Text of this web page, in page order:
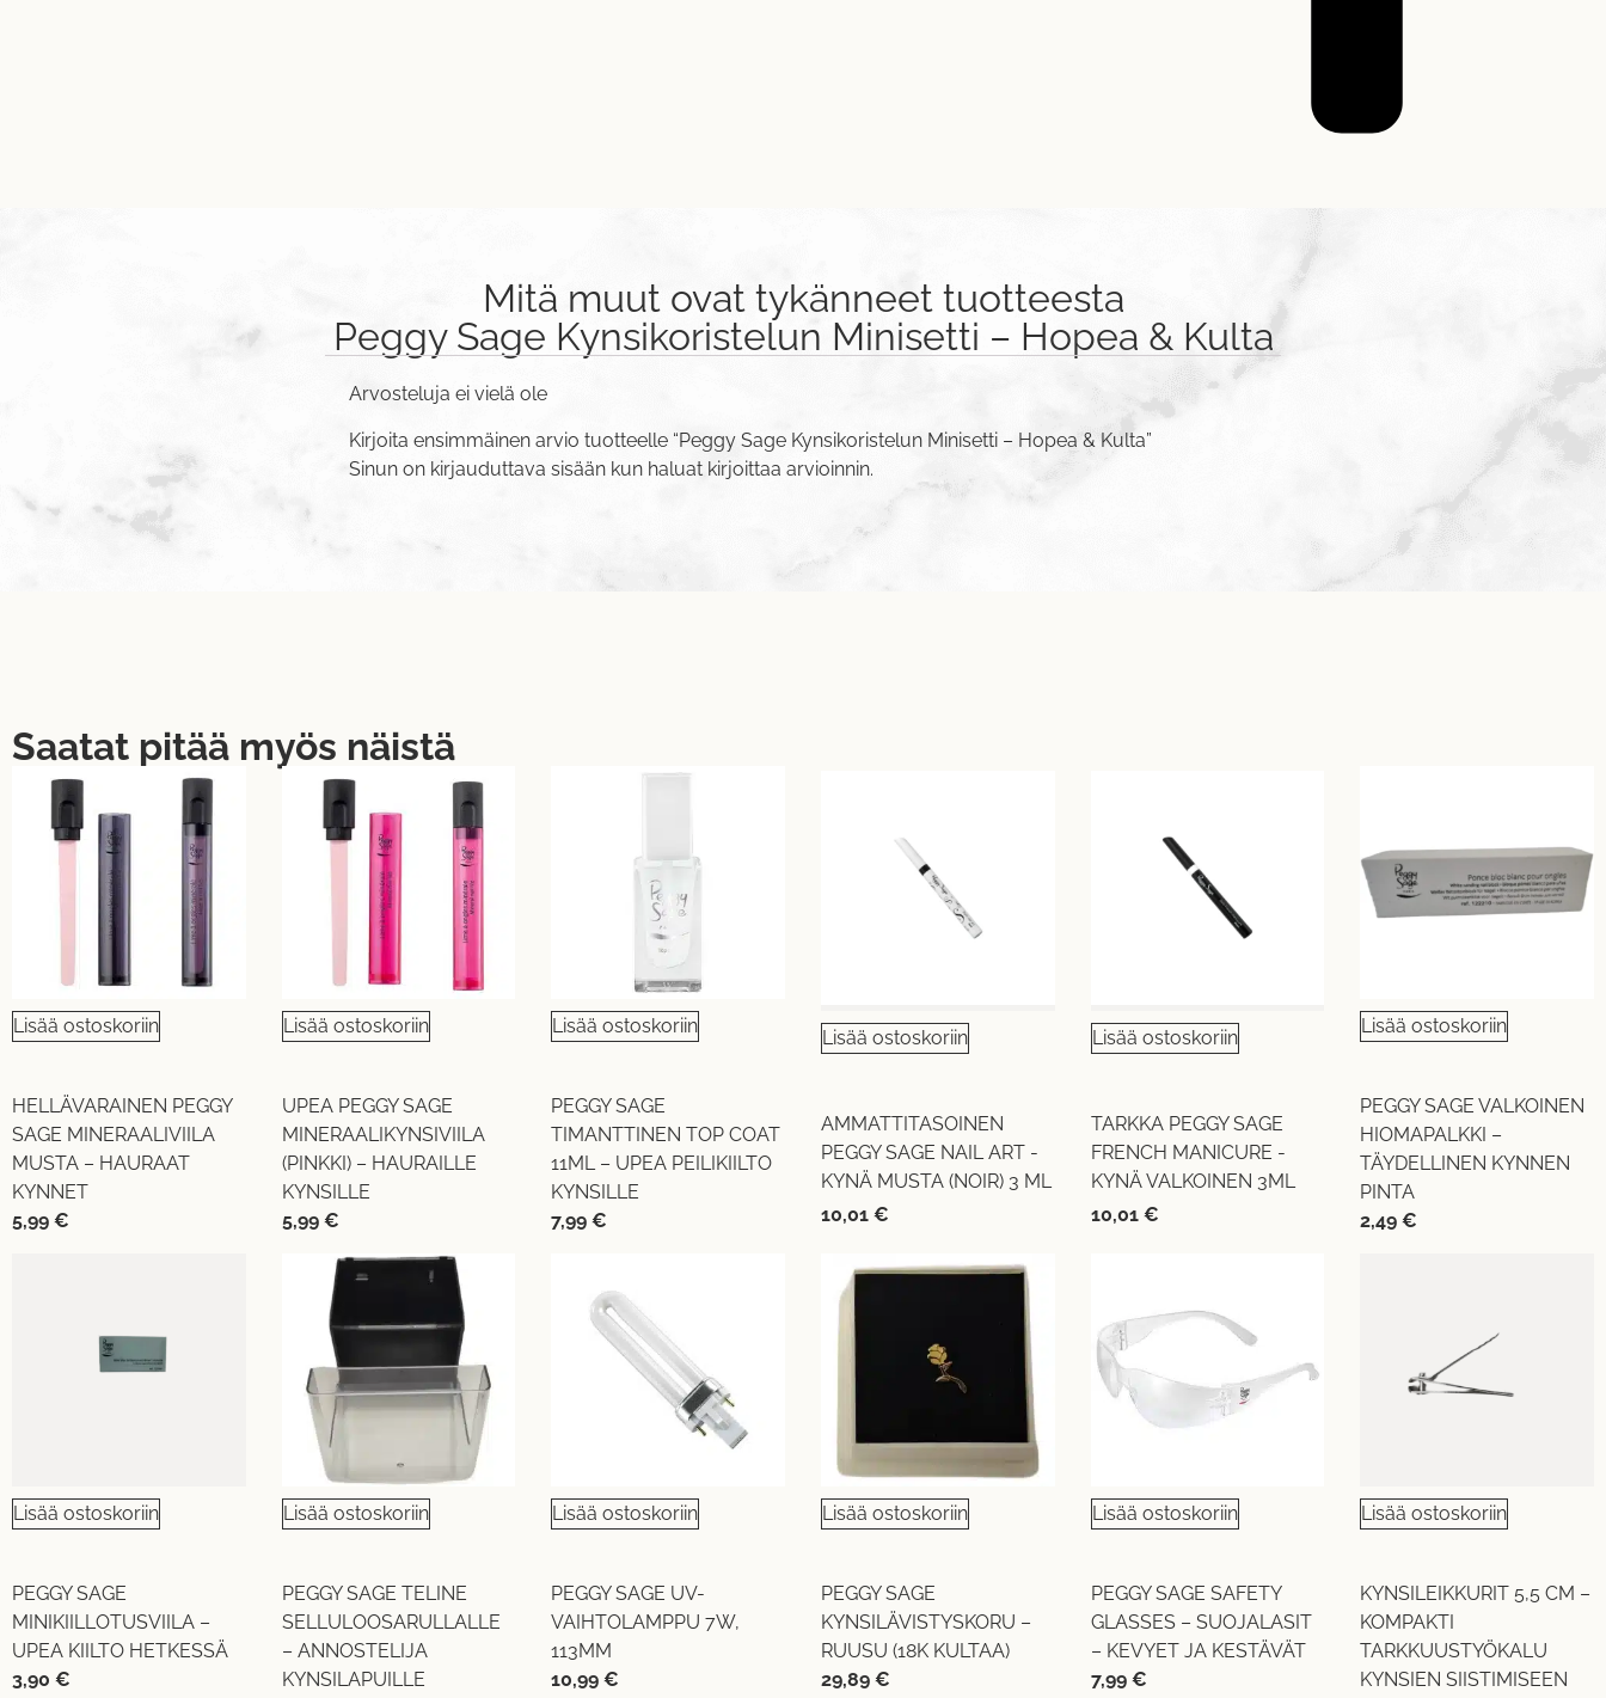
Mitä muut ovat tykänneet tuotteesta
Peggy Sage Kynsikoristelun Minisetti – Hopea & Kulta
Arvosteluja ei vielä ole
Kirjoita ensimmäinen arvio tuotteelle “Peggy Sage Kynsikoristelun Minisetti – Hopea & Kulta”
Sinun on kirjauduttava sisään kun haluat kirjoittaa arvioinnin.
Saatat pitää myös näistä
Lisää ostoskoriin
HELLÄVARAINEN PEGGY
SAGE MINERAALIVIILA
MUSTA – HAURAAT
KYNNET
5,99 €
Lisää ostoskoriin
UPEA PEGGY SAGE
MINERAALIKYNSIVIILA
(PINKKI) – HAURAILLE
KYNSILLE
5,99 €
Lisää ostoskoriin
PEGGY SAGE
TIMANTTINEN TOP COAT
11ML – UPEA PEILIKIILTO
KYNSILLE
7,99€
Lisää ostoskoriin
AMMATTITASOINEN
PEGGY SAGE NAIL ART -
KYNÄ MUSTA (NOIR) 3 ML
10,01 €
Lisää ostoskoriin
TARKKA PEGGY SAGE
FRENCH MANICURE -
KYNÄ VALKOINEN 3ML
10,01 €
Lisää ostoskoriin
PEGGY SAGE VALKOINEN
HIOMAPALKKI –
TÄYDELLINEN KYNNEN
PINTA
2,49€
Lisää ostoskoriin
PEGGY SAGE
MINIKIILLOTUSVIILA –
UPEA KIILTO HETKESSÄ
3,90 €
Lisää ostoskoriin
PEGGY SAGE TELINE
SELLULOOSARULLALLE
– ANNOSTELIJA
KYNSILAPUILLE
Lisää ostoskoriin
PEGGY SAGE UV-
VAIHTOLAMPPU 7W,
113MM
10,99€
Lisää ostoskoriin
PEGGY SAGE
KYNSILÄVISTYSKORU –
RUUSU (18K KULTAA)
29,89 €
Lisää ostoskoriin
PEGGY SAGE SAFETY
GLASSES – SUOJALASIT
– KEVYET JA KESTÄVÄT
7,99 €
Lisää ostoskoriin
KYNSILEIKKURIT 5,5 CM –
KOMPAKTI
TARKKUUSTYÖKALU
KYNSIEN SIISTIMISEEN